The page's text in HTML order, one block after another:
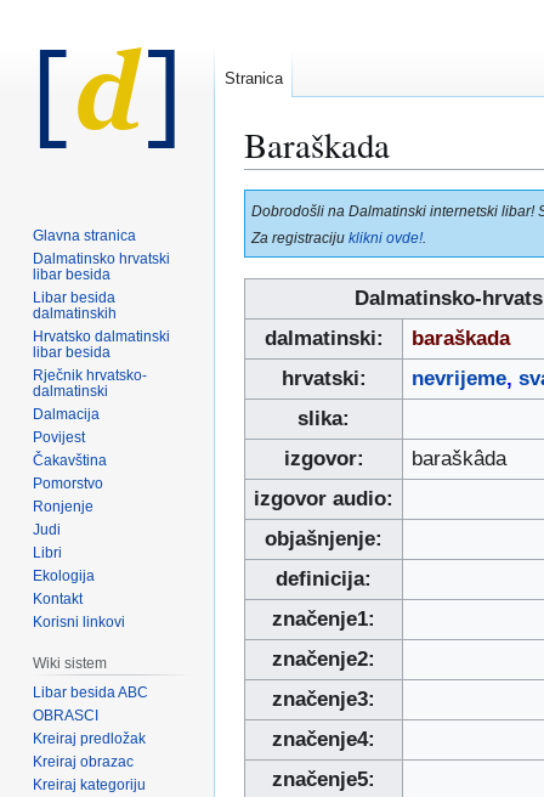
Baraškada
Prijeđi
na
navigaciju
Prijeđi
na
pretraživanje
Dobrodošli na Dalmatinski internetski libar!
Za registraciju klikni ovde!
Dalmatinsko-
dalmatinski:
baraškada
hrvatski:
nevrijeme,
slika:
izgovor:
baraškâda
izgovor audio:
objašnjenje:
definicija:
značenje1:
značenje2:
značenje3:
značenje4:
značenje5:
Stranica
Glavna stranica
Dalmatinsko hrvatski
libar besida
Libar besida
dalmatinskih
Hrvatsko dalmatinski
libar besida
Rječnik hrvatsko-
dalmatinski
Dalmacija
Povijest
Čakavština
Pomorstvo
Ronjenje
Judi
Libri
Ekologija
Kontakt
Korisni linkovi
Wiki sistem
Libar besida ABC
OBRASCI
Kreiraj predložak
Kreiraj obrazac
Kreiraj kategoriju